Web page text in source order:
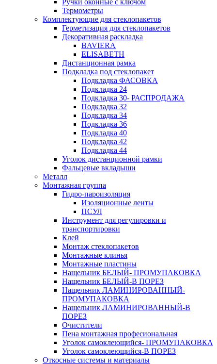
Термометры
Комплектующие для стеклопакетов
Герметизация для стеклопакетов
Декоративная раскладка
BAVIERA
ELISABETH
Дистанционная рамка
Подкладка под стеклопакет
Подкладка ФАСОВКА
Подкладка 24
Подкладка 30- РАСПРОДАЖА
Подкладка 32
Подкладка 34
Подкладка 36
Подкладка 40
Подкладка 42
Подкладка 44
Уголок дистанционной рамки
Фальцевые вкладыши
Металл
Монтажная группа
Гидро-пароизоляция
Изоляционные ленты
ПСУЛ
Инструмент для регулировки и
транспортировки
Клей
Монтаж стеклопакетов
Монтажные клинья
Монтажные пластины
Нащельник БЕЛЫЙ- ПРОМУПАКОВКА
Нащельник БЕЛЫЙ-В ПОРЕЗ
Нащельник ЛАМИНИРОВАННЫЙ-
ПРОМУПАКОВКА
Нащельник ЛАМИНИРОВАННЫЙ-В
ПОРЕЗ
Очистители
Пена монтажная професиональная
Уголок самоклеющийся- ПРОМУПАКОВКА
Уголок самоклеющийся-В ПОРЕЗ
Откосные системы и материалы